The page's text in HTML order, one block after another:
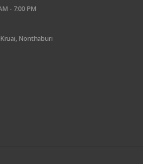
- 7:00 PM
Nonthaburi